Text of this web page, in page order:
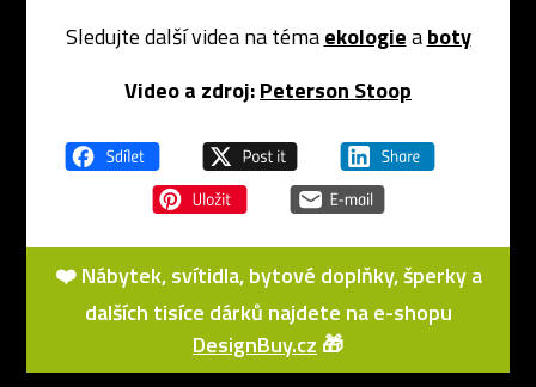
Sledujte další videa na témaekologieaboty
Video a zdroj:Peterson Stoop
❤️ Nábytek, svítidla, bytové doplňky, šperky a
dalších tisíce dárků najdete na e-shopu
DesignBuy.cz 🎁